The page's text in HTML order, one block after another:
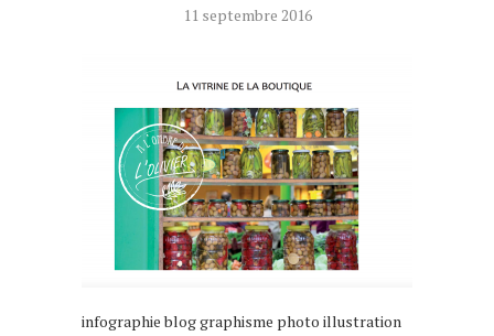
11 septembre 2016
infographie blog graphisme photo illustration